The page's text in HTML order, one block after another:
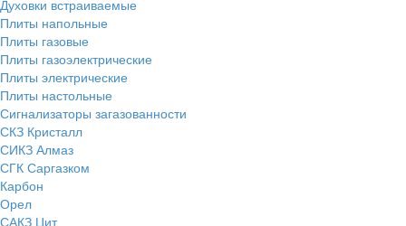
Духовки встраиваемые
Плиты напольные
Плиты газовые
Плиты газоэлектрические
Плиты электрические
Плиты настольные
Сигнализаторы загазованности
СКЗ Кристалл
СИКЗ Алмаз
СГК Саргазком
Карбон
Орел
САКЗ Цит